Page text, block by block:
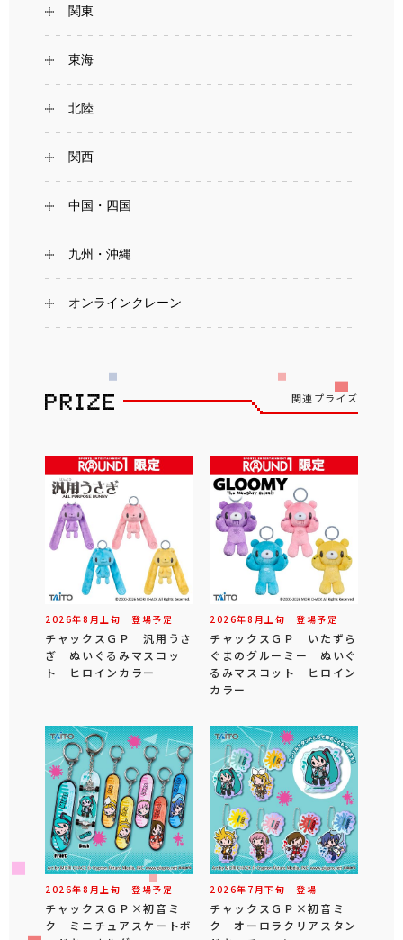
関東
東海
北陸
関西
中国・四国
九州・沖縄
オンラインクレーン
関連プライズ
2026年8 月 上旬 登場予定
チャックスＧＰ 汎用うさ
ぎ ぬいぐるみマスコッ
ト ヒロインカラー
2026年8 月 上旬 登場予定
チャックスＧＰ いたずら
ぐまのグルーミー ぬいぐ
るみマスコット ヒロイン
カラー
2026年8 月 上旬 登場予定
チャックスＧＰ×初音ミ
ク ミニチュアスケートボ
2026年 7 月下旬 登場
チャックスＧＰ×初音ミ
ク オーロラクリアスタン